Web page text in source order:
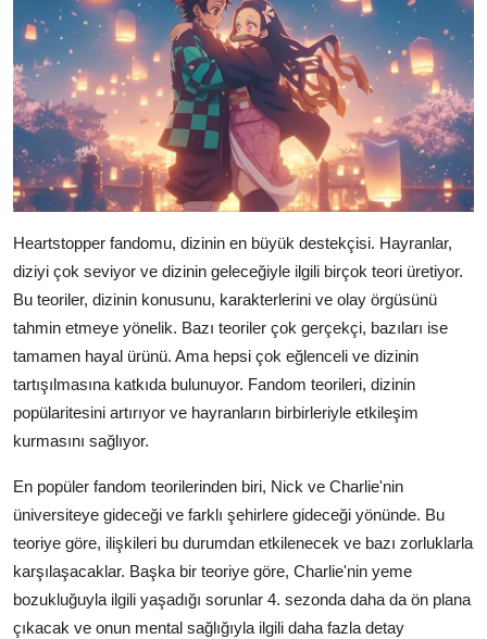
Heartstopper fandomu, dizinin en büyük destekçisi. Hayranlar,
diziyi çok seviyor ve dizinin geleceğiyle ilgili birçok teori üretiyor.
Bu teoriler, dizinin konusunu, karakterlerini ve olay örgüsünü
tahmin etmeye yönelik. Bazı teoriler çok gerçekçi, bazıları ise
tamamen hayal ürünü. Ama hepsi çok eğlenceli ve dizinin
tartışılmasına katkıda bulunuyor. Fandom teorileri, dizinin
popülaritesini artırıyor ve hayranların birbirleriyle etkileşim
kurmasını sağlıyor.
En popüler fandom teorilerinden biri, Nick ve Charlie'nin
üniversiteye gideceği ve farklı şehirlere gideceği yönünde. Bu
teoriye göre, ilişkileri bu durumdan etkilenecek ve bazı zorluklarla
karşılaşacaklar. Başka bir teoriye göre, Charlie'nin yeme
bozukluğuyla ilgili yaşadığı sorunlar 4. sezonda daha da ön plana
çıkacak ve onun mental sağlığıyla ilgili daha fazla detay